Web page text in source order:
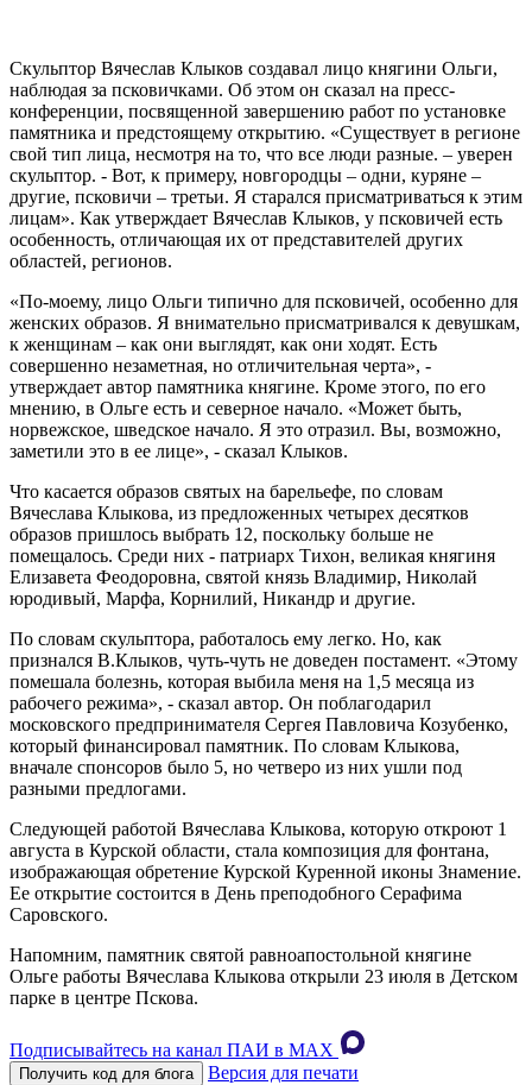
Скульптор Вячеслав Клыков создавал лицо княгини Ольги,
наблюдая за псковичками. Об этом он сказал на пресс-
конференции, посвященной завершению работ по установке
памятника и предстоящему открытию. «Существует в регионе
свой тип лица, несмотря на то, что все люди разные. – уверен
скульптор. - Вот, к примеру, новгородцы – одни, куряне –
другие, псковичи – третьи. Я старался присматриваться к этим
лицам». Как утверждает Вячеслав Клыков, у псковичей есть
особенность, отличающая их от представителей других
областей, регионов.
«По-моему, лицо Ольги типично для псковичей, особенно для
женских образов. Я внимательно присматривался к девушкам,
к женщинам – как они выглядят, как они ходят. Есть
совершенно незаметная, но отличительная черта», -
утверждает автор памятника княгине. Кроме этого, по его
мнению, в Ольге есть и северное начало. «Может быть,
норвежское, шведское начало. Я это отразил. Вы, возможно,
заметили это в ее лице», - сказал Клыков.
Что касается образов святых на барельефе, по словам
Вячеслава Клыкова, из предложенных четырех десятков
образов пришлось выбрать 12, поскольку больше не
помещалось. Среди них - патриарх Тихон, великая княгиня
Елизавета Феодоровна, святой князь Владимир, Николай
юродивый, Марфа, Корнилий, Никандр и другие.
По словам скульптора, работалось ему легко. Но, как
признался В.Клыков, чуть-чуть не доведен постамент. «Этому
помешала болезнь, которая выбила меня на 1,5 месяца из
рабочего режима», - сказал автор. Он поблагодарил
московского предпринимателя Сергея Павловича Козубенко,
который финансировал памятник. По словам Клыкова,
вначале спонсоров было 5, но четверо из них ушли под
разными предлогами.
Следующей работой Вячеслава Клыкова, которую откроют 1
августа в Курской области, стала композиция для фонтана,
изображающая обретение Курской Куренной иконы Знамение.
Ее открытие состоится в День преподобного Серафима
Саровского.
Напомним, памятник святой равноапостольной княгине
Ольге работы Вячеслава Клыкова открыли 23 июля в Детском
парке в центре Пскова.
Подписывайтесь на канал ПАИ в MAХ
Получить код для блога
Версия для печати